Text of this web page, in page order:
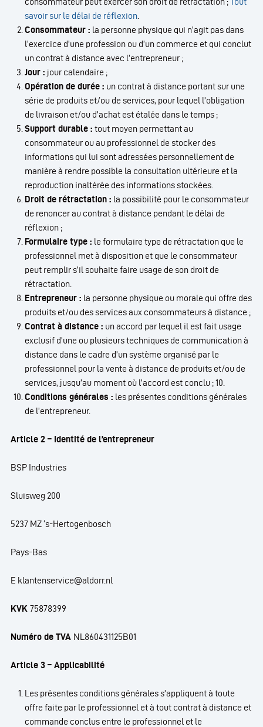
savoirsur le délai de réflexion
Consommateur : la personne physique qui n’agit pas dans
l’exercice d’une profession ou d’un commerce et qui conclut
un contrat à distance avec l’entrepreneur ;
Jour : jour calendaire ;
Opération de durée : un contrat à distance portant sur une
série de produits et/ou de services, pour lequel l’obligation
de livraison et/ou d’achat est étalée dans le temps ;
Support durable : tout moyen permettant au
consommateur ou au professionnel de stocker des
informations qui lui sont adressées personnellement de
manière à rendre possible la consultation ultérieure et la
reproduction inaltérée des informations stockées.
Droit de rétractation : la possibilité pour le consommateur
de renoncer au contrat à distance pendant le délai de
réflexion ;
Formulaire type : le formulaire type de rétractation que le
professionnel met à disposition et que le consommateur
peut remplir s’il souhaite faire usage de son droit de
rétractation.
Entrepreneur : la personne physique ou morale qui offre des
produits et/ou des services aux consommateurs à distance ;
Contrat à distance : un accord par lequel il est fait usage
exclusif d’une ou plusieurs techniques de communication à
distance dans le cadre d’un système organisé par le
professionnel pour la vente à distance de produits et/ou de
services, jusqu’au moment où l’accord est conclu ; 10.
Conditions générales : les présentes conditions générales
de l’entrepreneur.
Article 2 – Identité de l’entrepreneur
BSP Industries
Sluisweg 200
5237 MZ ‘s-Hertogenbosch
Pays-Bas
E klantenservice@aldorr.nl
KVK 75878399
Numéro de TVA NL860431125B01
Article 3 – Applicabilité
Les présentes conditions générales s’appliquent à toute
offre faite par le professionnel et à tout contrat à distance et
commande conclus entre le professionnel et le